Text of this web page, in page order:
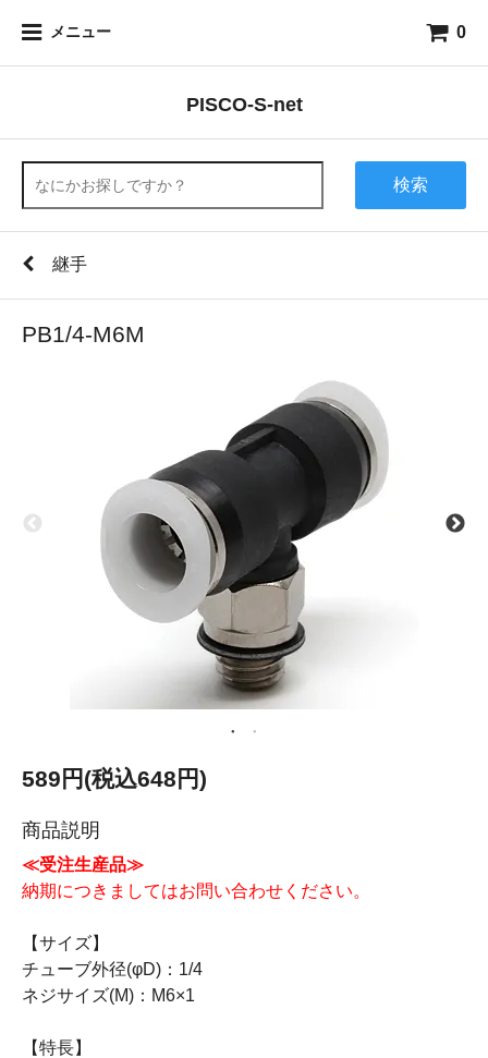
メニュー 0
PISCO-S-net
検索
継手
PB1/4-M6M
589円(税込648円)
商品説明
≪受注生産品≫
納期につきましてはお問い合わせください。
【サイズ】
チューブ外径(φD)：1/4
ネジサイズ(M)：M6×1
【特長】